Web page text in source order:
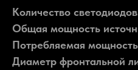
Количество
Общая мощность
Потребляемая
Диаметр фронтальной